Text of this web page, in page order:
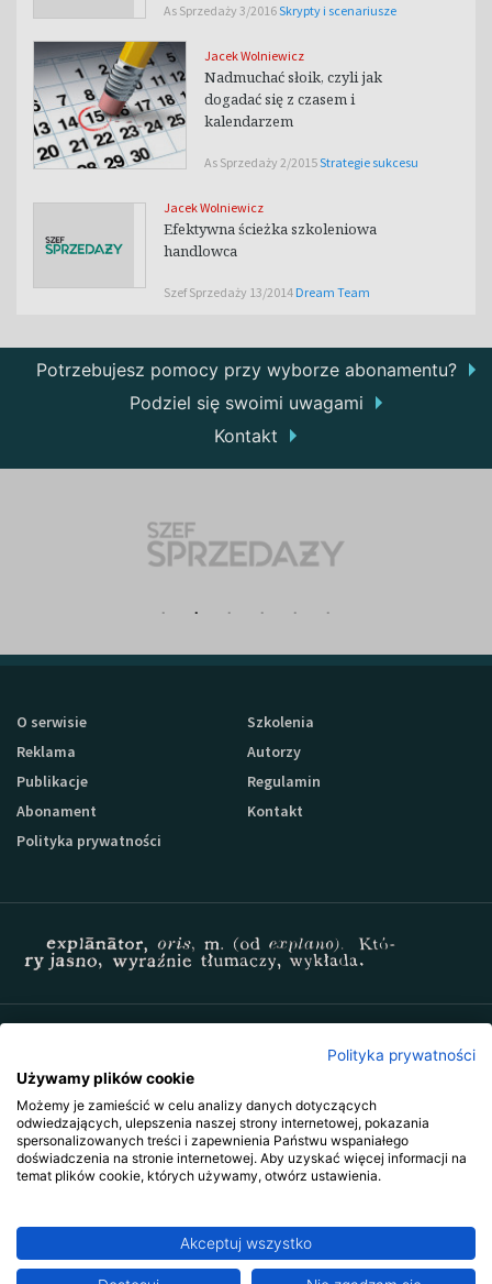
As Sprzedaży 3/2016Skrypty i scenariusze
Jacek Wolniewicz
Nadmuchać słoik, czyli jak
dogadać się z czasem i
kalendarzem
As Sprzedaży 2/2015Strategie sukcesu
Jacek Wolniewicz
Efektywna ścieżka szkoleniowa
handlowca
Szef Sprzedaży 13/2014 Dream Team
Potrzebujesz pomocy przy wyborze abonamentu?
Podziel się swoimi uwagami
Kontakt
O serwisie
Szkolenia
Reklama
Autorzy
Publikacje
Regulamin
Abonament
Kontakt
Polityka prywatności
Copyright © 2009-2026 Wszystkie prawa zastrzeżone. Wydawnictwo
szkolenia i publikacje.
Polityka prywatności
Używamy plików cookie
Możemy je zamieścić w celu analizy danych dotyczących
odwiedzających, ulepszenia naszej strony internetowej, pokazania
spersonalizowanych treści i zapewnienia Państwu wspaniałego
doświadczenia na stronie internetowej. Aby uzyskać więcej informacji na
temat plików cookie, których używamy, otwórz ustawienia.
Akceptuj wszystko